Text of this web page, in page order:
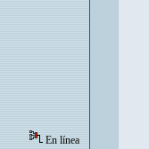
En línea